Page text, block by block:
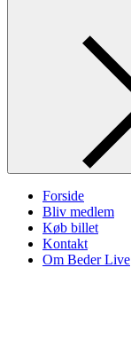
Forside
Bliv medlem
Køb billet
Kontakt
Om Beder Live